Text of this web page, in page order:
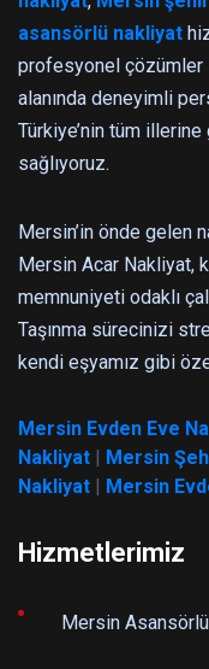
asansörlü nakliyat
profesyonel çözümler
alanında deneyimli
Türkiye’nin tüm illerine
sağlıyoruz.
Mersin’in önde gelen
Mersin Acar Nakliyat,
memnuniyeti odaklı
Taşınma sürecinizi
kendi eşyamız gibi
Mersin Evden Eve
Nakliyat
Mersin
Nakliyat
Mersin
Hizmetlerimiz
Mersin